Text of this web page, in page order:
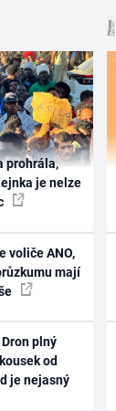
prohrála,
je nelze
voliče ANO,
mají
plný
od
je nejasný